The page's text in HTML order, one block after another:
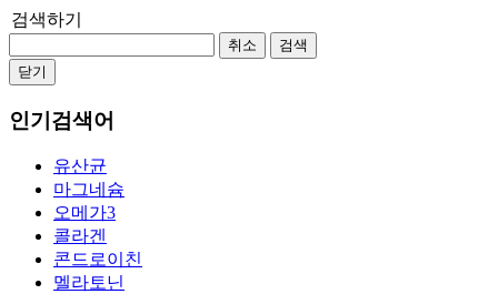
검색하기
취소
검색
닫기
인기검색어
유산균
마그네슘
오메가3
콜라겐
콘드로이친
멜라토닌